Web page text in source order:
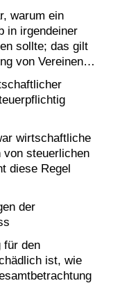
warum ein
in irgendeiner
sollte; das gilt
von Vereinen…
wirtschaftliche
steuerlichen
diese Regel
der
für den
ist, wie